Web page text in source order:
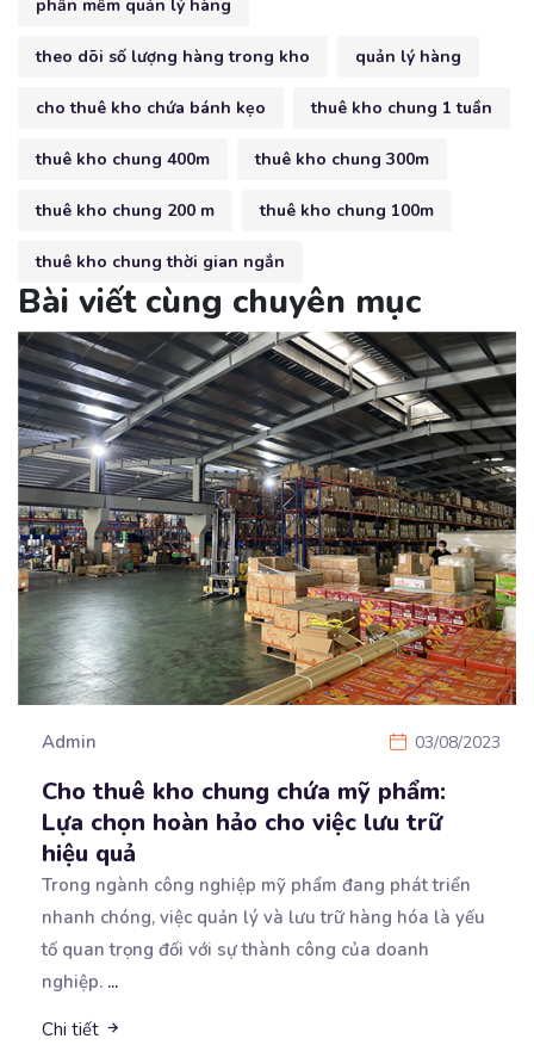
phần mềm quản lý hàng
theo dõi số lượng hàng trong kho quản lý hàng
cho thuê kho chứa bánh kẹo thuê kho chung 1 tuần
thuê kho chung 400m thuê kho chung 300m
thuê kho chung 200 m thuê kho chung 100m
thuê kho chung thời gian ngắn
Bài viết cùng chuyên mục
Admin 03/08/2023
Cho thuê kho chung chứa mỹ phẩm:
Lựa chọn hoàn hảo cho việc lưu trữ
hiệu quả
Trong ngành công nghiệp mỹ phẩm đang phát triển
nhanh chóng, việc quản lý và lưu trữ hàng hóa là yếu
tố quan trọng đối với sự thành công của doanh
nghiệp. ...
Chi tiết